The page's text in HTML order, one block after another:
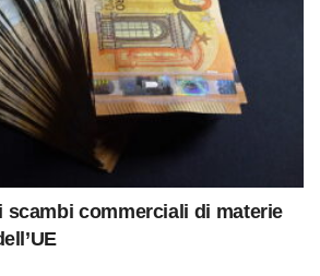
scambi commerciali di materie